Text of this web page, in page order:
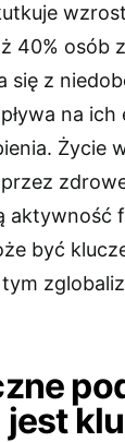
40% osób
się z
na ich
Życie
aktywność
być
jest